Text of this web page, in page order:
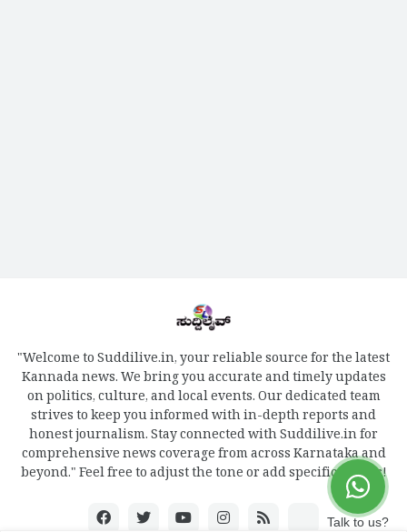
"Welcome to Suddilive.in, your reliable source for the latest
Kannada news. We bring you accurate and timely updates
on politics, culture, and local events. Our dedicated team
strives to keep you informed with in-depth reports and
honest journalism. Stay connected with Suddilive.in for
comprehensive news coverage from across Karnataka and
beyond." Feel free to adjust the tone or add specific details!
Talk to us?